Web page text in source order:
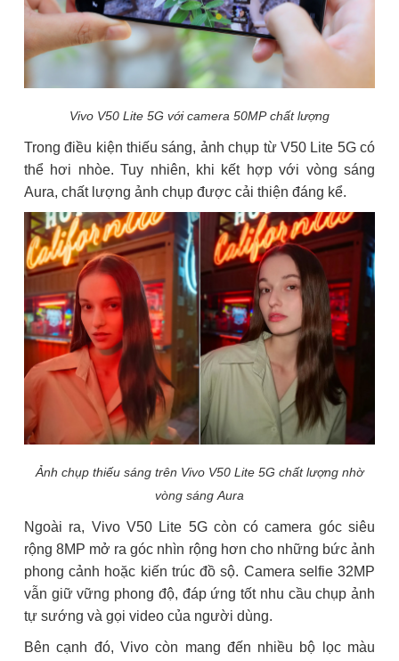
Vivo V50 Lite 5G với camera 50MP chất lượng
Trong điều kiện thiếu sáng, ảnh chụp từ V50 Lite 5G có
thể hơi nhòe. Tuy nhiên, khi kết hợp với vòng sáng
Aura, chất lượng ảnh chụp được cải thiện đáng kể.
Ảnh chụp thiếu sáng trên Vivo V50 Lite 5G chất lượng nhờ
vòng sáng Aura
Ngoài ra, Vivo V50 Lite 5G còn có camera góc siêu
rộng 8MP mở ra góc nhìn rộng hơn cho những bức ảnh
phong cảnh hoặc kiến trúc đồ sộ. Camera selfie 32MP
vẫn giữ vững phong độ, đáp ứng tốt nhu cầu chụp ảnh
tự sướng và gọi video của người dùng.
Bên cạnh đó, Vivo còn mang đến nhiều bộ lọc màu